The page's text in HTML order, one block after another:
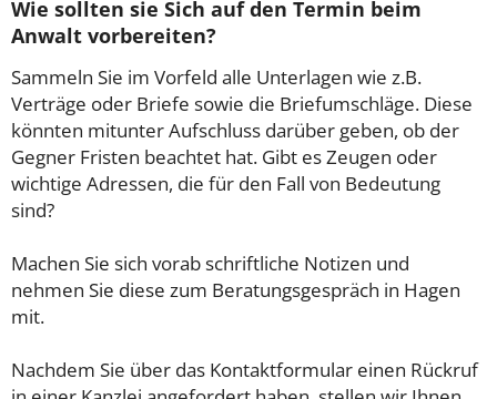
Wie sollten sie Sich auf den Termin beim
Anwalt vorbereiten?
Sammeln Sie im Vorfeld alle Unterlagen wie z.B.
Verträge oder Briefe sowie die Briefumschläge. Diese
könnten mitunter Aufschluss darüber geben, ob der
Gegner Fristen beachtet hat. Gibt es Zeugen oder
wichtige Adressen, die für den Fall von Bedeutung
sind?
Machen Sie sich vorab schriftliche Notizen und
nehmen Sie diese zum Beratungsgespräch in Hagen
mit.
Nachdem Sie über das Kontaktformular einen Rückruf